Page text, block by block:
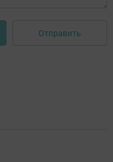
Отправить